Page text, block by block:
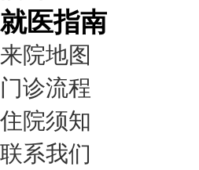
就医指南
来院地图
门诊流程
住院须知
联系我们